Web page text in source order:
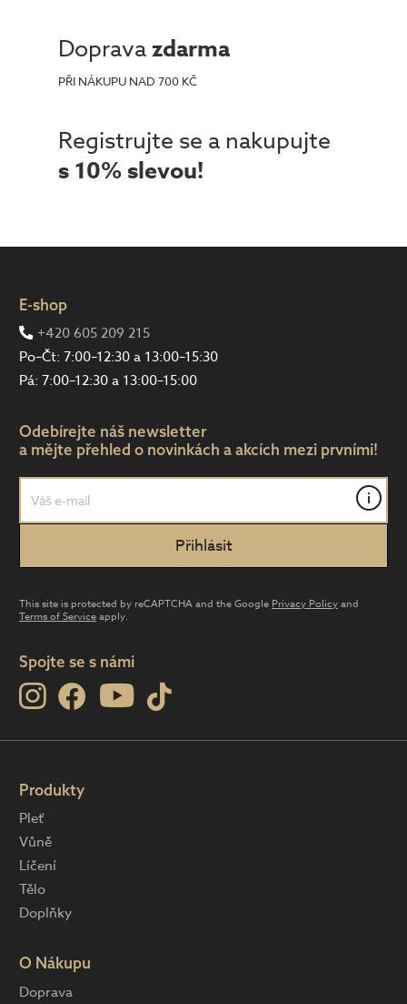
Dopravazdarma
PŘI NÁKUPU NAD 700 KČ
Registrujte se a nakupujte
s 10% slevou!
E-shop
+420 605 209 215
Po–Čt: 7:00–12:30 a 13:00–15:30
Pá: 7:00–12:30 a 13:00–15:00
Odebírejte náš newsletter
a mějte přehled o novinkách a akcích mezi prvními!
i
This site is protected by reCAPTCHA and the Google Privacy Policyand
Terms of Serviceapply.
Spojte se s námi
Produkty
Pleť
Vůně
Líčení
Tělo
Doplňky
O Nákupu
Doprava